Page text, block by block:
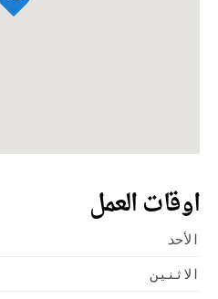
اوقات العمل
الأحد
الاثنين